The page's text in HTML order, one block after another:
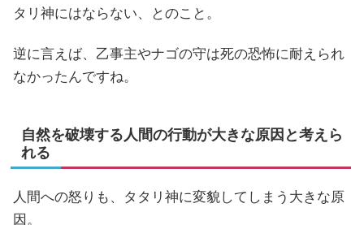
タリ神にはならない、とのこと。
逆に言えば、乙事主やナゴの守は死の恐怖に耐えられ
なかったんですね。
自然を破壊する人間の行動が大きな原因と考えら
れる
人間への怒りも、タタリ神に変貌してしまう大きな原
因。